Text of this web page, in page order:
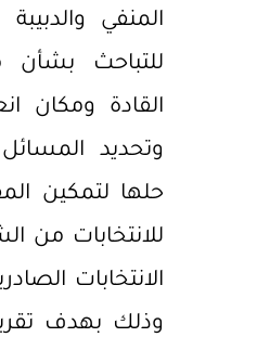
المنفي
للتباحث بشأن
القادة ومكان
وتحديد
حلها لتمكين
للانتخابات من
الانتخابات
وذلك بهدف